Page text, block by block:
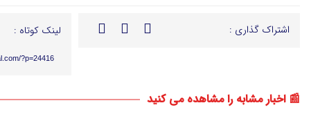
اشتراک گذاری : لینک کوتاه :
?p=24416
📰 اخبار مشابه را مشاهده می کنید